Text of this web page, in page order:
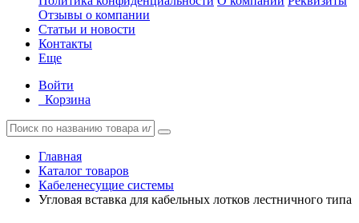
Отзывы о компании
Статьи и новости
Контакты
Еще
Войти
Корзина
Главная
Каталог товаров
Кабеленесущие системы
Угловая вставка для кабельных лотков лестничного типа